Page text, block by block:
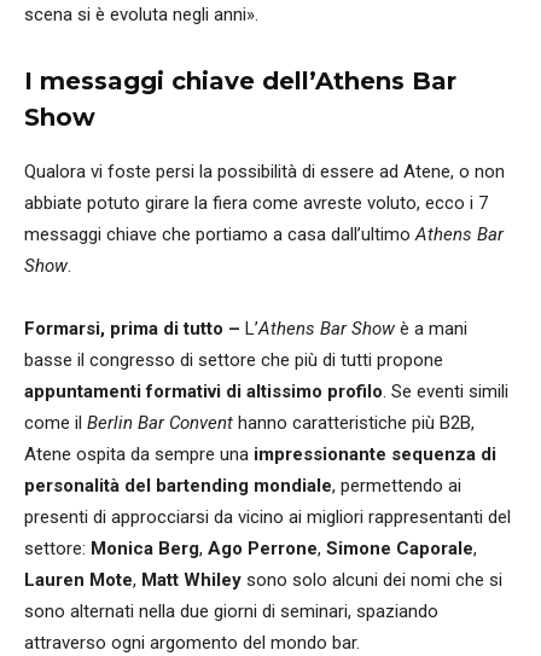
scena si è evoluta negli anni».
I messaggi chiave dell’Athens Bar
Show
Qualora vi foste persi la possibilità di essere ad Atene, o non
abbiate potuto girare la fiera come avreste voluto, ecco i 7
messaggi chiave che portiamo a casa dall’ultimoAthens Bar
Show.
Formarsi, prima di tutto – L’Athens Bar Show è a mani
basse il congresso di settore che più di tutti propone
appuntamenti formativi di altissimo profilo. Se eventi simili
come il Berlin Bar Convent hanno caratteristiche più B2B,
Atene ospita da sempre una impressionante sequenza di
personalità del bartending mondiale, permettendo ai
presenti di approcciarsi da vicino ai migliori rappresentanti del
settore: Monica Berg, Ago Perrone, Simone Caporale,
Lauren Mote, Matt Whiley sono solo alcuni dei nomi che si
sono alternati nella due giorni di seminari, spaziando
attraverso ogni argomento del mondo bar.